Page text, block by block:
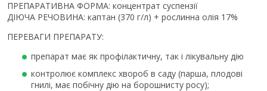
ПРЕПАРАТИВНА ФОРМА: концентрат суспензії
ДІЮЧА РЕЧОВИНА: каптан (370 г/л) + рослинна олія 17%
ПЕРЕВАГИ ПРЕПАРАТУ:
препарат має як профілактичну, так і лікувальну дію
контролює комплекс хвороб в саду (парша, плодові
гнилі, має побічну дію на борошнисту росу);